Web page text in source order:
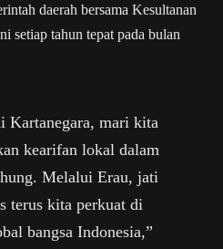
daerah bersama Kesultanan
setiap tahun tepat pada bulan
Kartanegara, mari kita
kearifan lokal dalam
Melalui Erau, jati
terus kita perkuat di
bangsa Indonesia,”